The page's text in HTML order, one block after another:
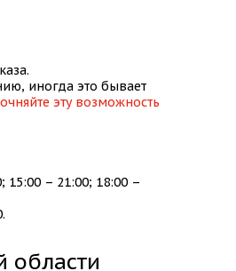
иногда это бывает
эту возможность
15:00 – 21:00; 18:00 –
области